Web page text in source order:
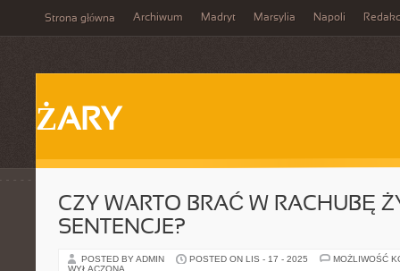
Strona główna Archiwum Madryt Marsylia Napoli
ŻARY
CZY WARTO BRAĆ W RACHUBĘ
SENTENCJE?
POSTED BY ADMIN POSTED ON LIS - 17 - 2025
MOŻLIWOŚĆ
WYŁĄCZONA